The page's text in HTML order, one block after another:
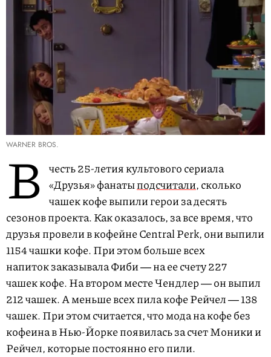
WARNER BROS.
В честь 25-летия культового сериала
«Друзья» фанатыподсчитали, сколько
чашек кофе выпили герои за десять
сезонов проекта. Как оказалось, за все время, что
друзья провели в кофейне Central Perk, они выпили
1154 чашки кофе. При этом больше всех
напиток заказывала Фиби ― на ее счету 227
чашек кофе. На втором месте Чендлер ― он выпил
212 чашек. А меньше всех пила кофе Рейчел ― 138
чашек. При этом считается, что мода на кофе без
кофеина в Нью-Йорке появилась за счет Моники и
Рейчел, которые постоянно его пили.